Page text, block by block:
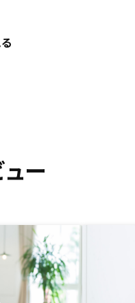
ー